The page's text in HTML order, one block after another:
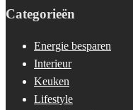
Categorieën
Energie besparen
Interieur
Keuken
Lifestyle